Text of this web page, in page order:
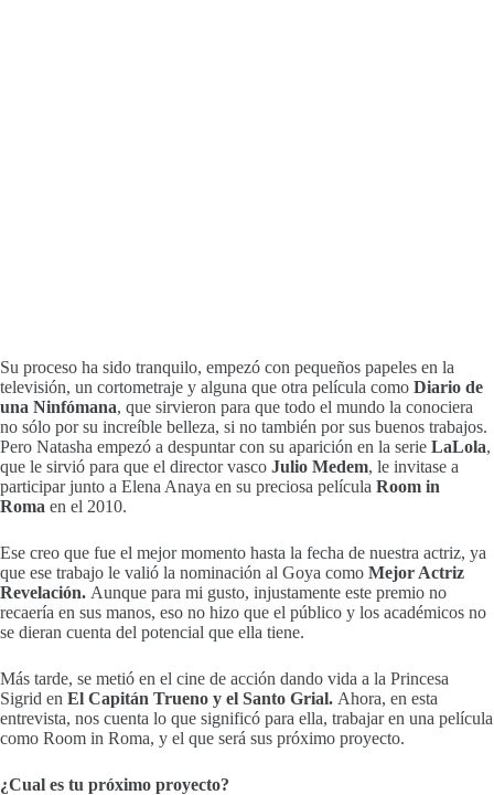
Su proceso ha sido tranquilo, empezó con pequeños papeles en la
televisión, un cortometraje y alguna que otra película como Diario de
una Ninfómana, que sirvieron para que todo el mundo la conociera
no sólo por su increíble belleza, si no también por sus buenos trabajos.
Pero Natasha empezó a despuntar con su aparición en la serie LaLola,
que le sirvió para que el director vasco Julio Medem, le invitase a
participar junto a Elena Anaya en su preciosa película Room in
Roma en el 2010.
Ese creo que fue el mejor momento hasta la fecha de nuestra actriz, ya
que ese trabajo le valió la nominación al Goya como Mejor Actriz
Revelación. Aunque para mi gusto, injustamente este premio no
recaería en sus manos, eso no hizo que el público y los académicos no
se dieran cuenta del potencial que ella tiene.
Más tarde, se metió en el cine de acción dando vida a la Princesa
Sigrid en El Capitán Trueno y el Santo Grial. Ahora, en esta
entrevista, nos cuenta lo que significó para ella, trabajar en una película
como Room in Roma, y el que será sus próximo proyecto.
¿Cual es tu próximo proyecto?